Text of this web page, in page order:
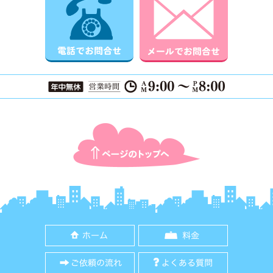
ご依頼の流れ